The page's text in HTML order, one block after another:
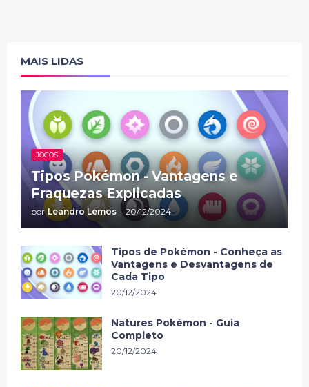
MAIS LIDAS
JOGOS
Tipos Pokémon - Vantagens e
Fraquezas Explicadas
por Leandro Lemos - 20/12/2024
Tipos de Pokémon - Conheça as
Vantagens e Desvantagens de
Cada Tipo
20/12/2024
Natures Pokémon - Guia
Completo
20/12/2024